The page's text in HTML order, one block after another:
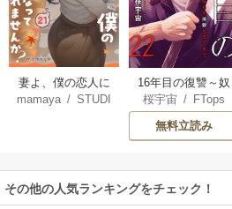
妻よ、僕の恋人に
なってくれません
mamaya /STUDI
16年目の復讐～奴
らを地獄に送るま
で
桜宇宙 / FTops
無料立読み
その他の人気ランキングをチェック！